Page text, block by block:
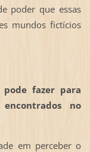
poder que essas
mundos fictícios
fazer para
no
em perceber o